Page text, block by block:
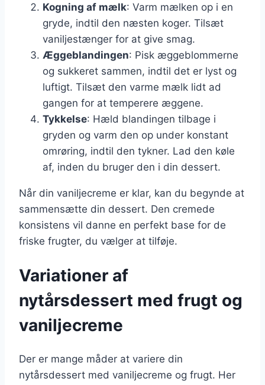
Kogning af mælk: Varm mælken op i en
gryde, indtil den næsten koger. Tilsæt
vaniljestænger for at give smag.
Æggeblandingen: Pisk æggeblommerne
og sukkeret sammen, indtil det er lyst og
luftigt. Tilsæt den varme mælk lidt ad
gangen for at temperere æggene.
Tykkelse: Hæld blandingen tilbage i
gryden og varm den op under konstant
omrøring, indtil den tykner. Lad den køle
af, inden du bruger den i din dessert.
Når din vaniljecreme er klar, kan du begynde at
sammensætte din dessert. Den cremede
konsistens vil danne en perfekt base for de
friske frugter, du vælger at tilføje.
Variationer af
nytårsdessert med frugt og
vaniljecreme
Der er mange måder at variere din
nytårsdessert med vaniljecreme og frugt. Her